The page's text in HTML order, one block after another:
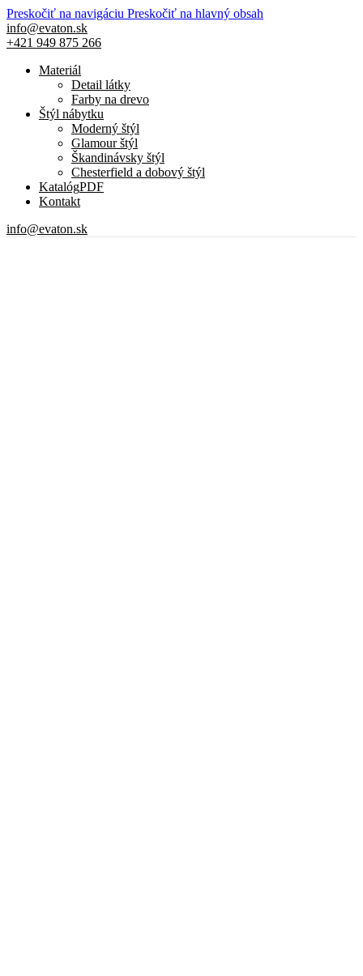
Preskočiť na navigáciu Preskočiť na hlavný obsah
info@evaton.sk
+421 949 875 266
Materiál
Detail látky
Farby na drevo
Štýl nábytku
Moderný štýl
Glamour štýl
Škandinávsky štýl
Chesterfield a dobový štýl
KatalógPDF
Kontakt
info@evaton.sk